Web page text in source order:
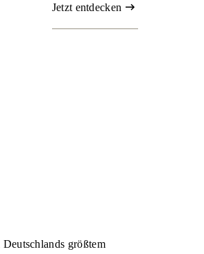
Jetzt entdecken
größtem